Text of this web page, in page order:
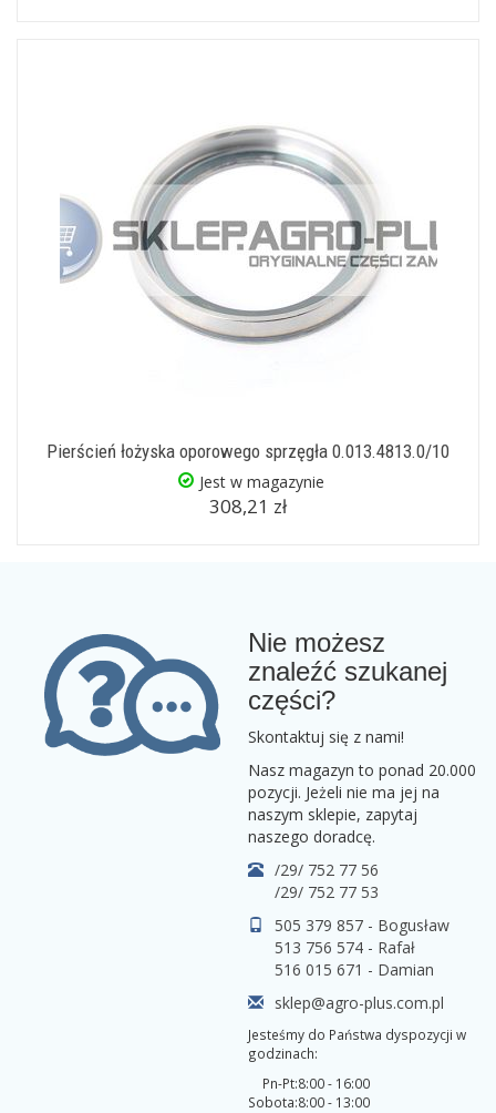
Pierścień łożyska oporowego sprzęgła 0.013.4813.0/10
Jest w magazynie
308,21 zł
Nie możesz
znaleźć szukanej
części?
Skontaktuj się z nami!
Nasz magazyn to ponad 20.000
pozycji. Jeżeli nie ma jej na
naszym sklepie, zapytaj
naszego doradcę.
/29/ 752 77 56
/29/ 752 77 53
505 379 857 - Bogusław
513 756 574 - Rafał
516 015 671 - Damian
sklep@agro-plus.com.pl
Jesteśmy do Państwa dyspozycji w
godzinach:
Pn-Pt:
Sobota:
8:00 - 16:00
8:00 - 13:00